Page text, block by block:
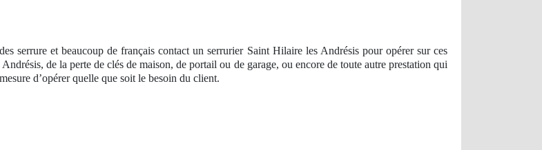
serrure et beaucoup de français contact un serrurier Saint Hilaire les Andrésis pour opérer sur ces
de la perte de clés de maison, de portail ou de garage, ou encore de toute autre prestation qui
d’opérer quelle que soit le besoin du client.